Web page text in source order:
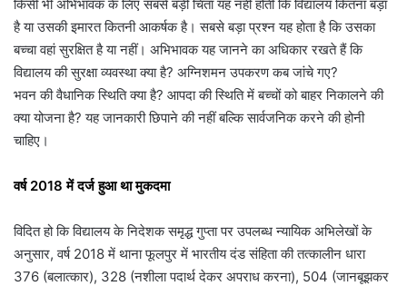
किसी भी अभिभावक के लिए सबसे बड़ी चिंता यह नहीं होती कि विद्यालय कितना बड़ा
है या उसकी इमारत कितनी आकर्षक है। सबसे बड़ा प्रश्न यह होता है कि उसका
बच्चा वहां सुरक्षित है या नहीं। अभिभावक यह जानने का अधिकार रखते हैं कि
विद्यालय की सुरक्षा व्यवस्था क्या है? अग्निशमन उपकरण कब जांचे गए?
भवन की वैधानिक स्थिति क्या है? आपदा की स्थिति में बच्चों को बाहर निकालने की
क्या योजना है? यह जानकारी छिपाने की नहीं बल्कि सार्वजनिक करने की होनी
चाहिए।
वर्ष 2018 में दर्ज हुआ था मुकदमा
विदित हो कि विद्यालय के निदेशक समृद्ध गुप्ता पर उपलब्ध न्यायिक अभिलेखों के
अनुसार, वर्ष 2018 में थाना फूलपुर में भारतीय दंड संहिता की तत्कालीन धारा
376 (बलात्कार), 328 (नशीला पदार्थ देकर अपराध करना), 504 (जानबूझकर